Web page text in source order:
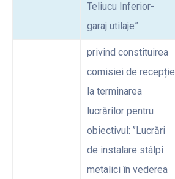
Teliucu Inferior-
garaj utilaje”
privind constituirea
comisiei de recepție
la terminarea
lucrărilor pentru
obiectivul: ’’Lucrări
de instalare stâlpi
metalici în vederea